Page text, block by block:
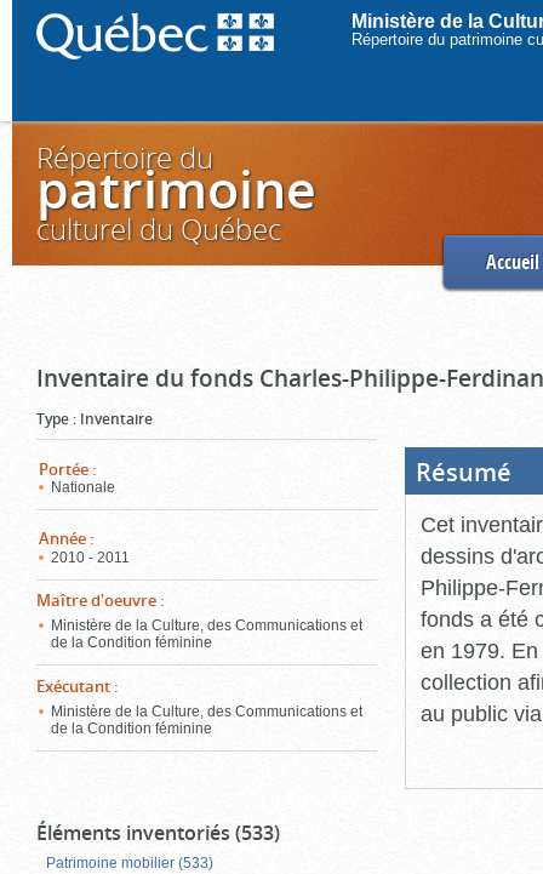
Ministère de la
Répertoire du patrimoine
Répertoire du
patrimoine
culturel du Québec
Accueil
Inventaire du fonds Charles-Philippe-
Type : Inventaire
Portée :
Nationale
Année :
2010 - 2011
Maître d'oeuvre :
Ministère de la Culture, des Communications et
de la Condition féminine
Exécutant :
Ministère de la Culture, des Communications et
de la Condition féminine
Résumé
Cet
dessins
Philippe-
fonds a été
en 1979.
collection
au public
Éléments inventoriés (533)
Patrimoine mobilier (533)